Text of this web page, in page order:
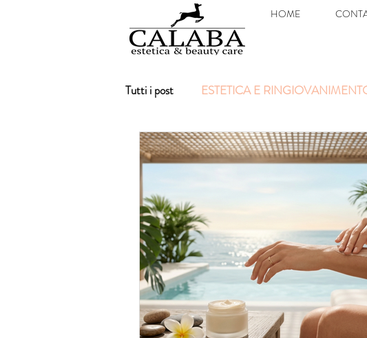
HOME
Tutti i post ESTETICA E
Tintarella Perfetta?